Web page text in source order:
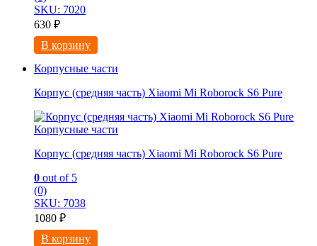
SKU: 7020
630 ₽
В корзину
Корпусные части
Корпус (средняя часть) Xiaomi Mi Roborock S6 Pure
Корпусные части
Корпус (средняя часть) Xiaomi Mi Roborock S6 Pure
0 out of 5
(0)
SKU: 7038
1080 ₽
В корзину